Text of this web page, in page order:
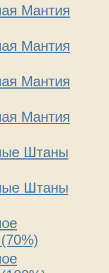
Мантия
Мантия
Мантия
Мантия
Штаны
Штаны